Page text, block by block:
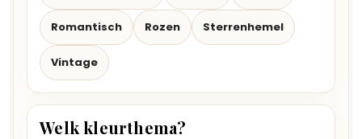
Romantisch Rozen Sterrenhemel
Vintage
Welk kleurthema?